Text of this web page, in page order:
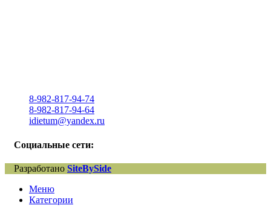
8-982-817-94-74
8-982-817-94-64
idietum@yandex.ru
Социальные сети:
Разработано SiteBySide
Меню
Категории